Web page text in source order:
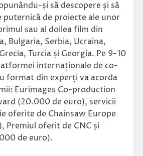
și să descopere și să
puternică de proiecte ale unor
sau al doilea film din
Bulgaria, Serbia, Ucraina,
Turcia și Georgia. Pe 9-10
internaționale de co-
format din experți va acorda
Eurimages Co-production
(20.000 de euro), servicii
oferite de Chainsaw Europe
Premiul oferit de CNC și
de euro).